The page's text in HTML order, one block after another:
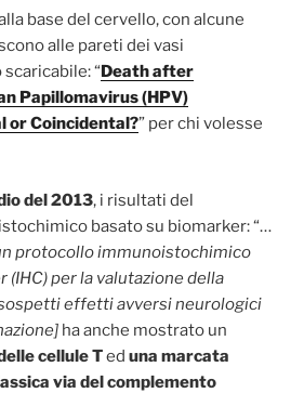
base del cervello, con alcune
alle pareti dei vasi
“Death after
Papillomavirus (HPV)
or Coincidental?” per chi volesse
del 2013, i risultati del
basato su biomarker: “…
protocollo immunoistochimico
(IHC) per la valutazione della
effetti avversi neurologici
ha anche mostrato un
cellule Ted una marcata
via del complemento